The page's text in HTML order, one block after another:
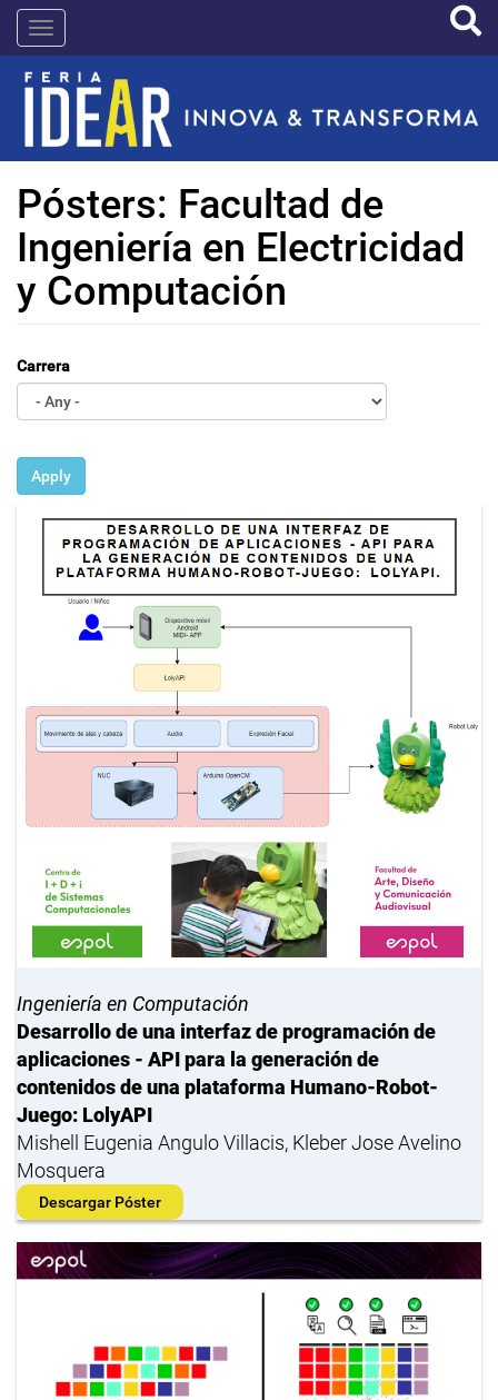
Pasar
contenido
principal
IDEAR
Pósters: Facultad de
Ingeniería en Electricidad
y Computación
Carrera
Apply
Ingeniería en Computación
Desarrollo de una interfaz de programación de
aplicaciones - API para la generación de
contenidos de una plataforma Humano-Robot-
Juego: LolyAPI
Mishell Eugenia Angulo Villacis, Kleber Jose Avelino
Mosquera
Descargar Póster